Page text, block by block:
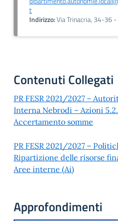
t
Indirizzo:Via Trinacria, 34-36
Contenuti Collegati
PR FESR 2021/2027 –
Interna Nebrodi – Azioni
Accertamento somme
PR FESR 2021/2027 –
Ripartizione delle risorse
Aree interne (Ai)
Approfondimenti